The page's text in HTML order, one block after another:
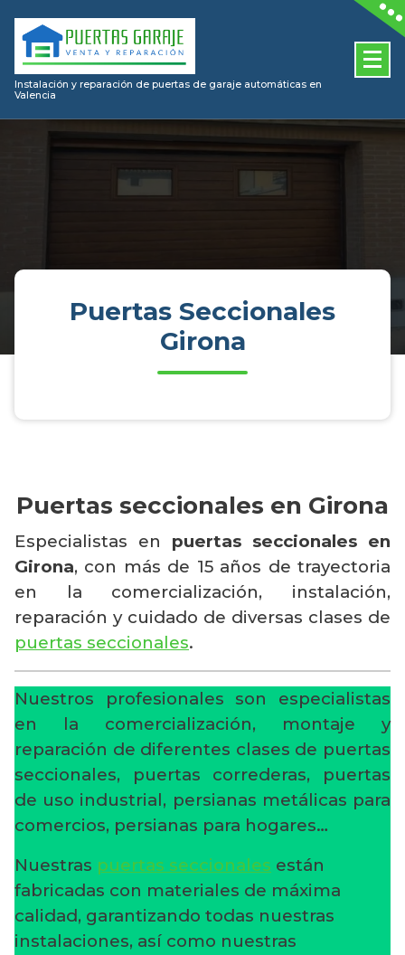
content
Instalación y reparación de puertas de garaje automáticas en
Valencia
Puertas Seccionales
Girona
Puertas seccionales en Girona
Especialistas en puertas seccionales en
Girona, con más de 15 años de trayectoria
en la comercialización, instalación,
reparación y cuidado de diversas clases de
puertas seccionales.
Nuestros profesionales son especialistas
en la comercialización, montaje y
reparación de diferentes clases de puertas
seccionales, puertas correderas, puertas
de uso industrial, persianas metálicas para
comercios, persianas para hogares…
Nuestras puertas seccionales están
fabricadas con materiales de máxima
calidad, garantizando todas nuestras
instalaciones, así como nuestras